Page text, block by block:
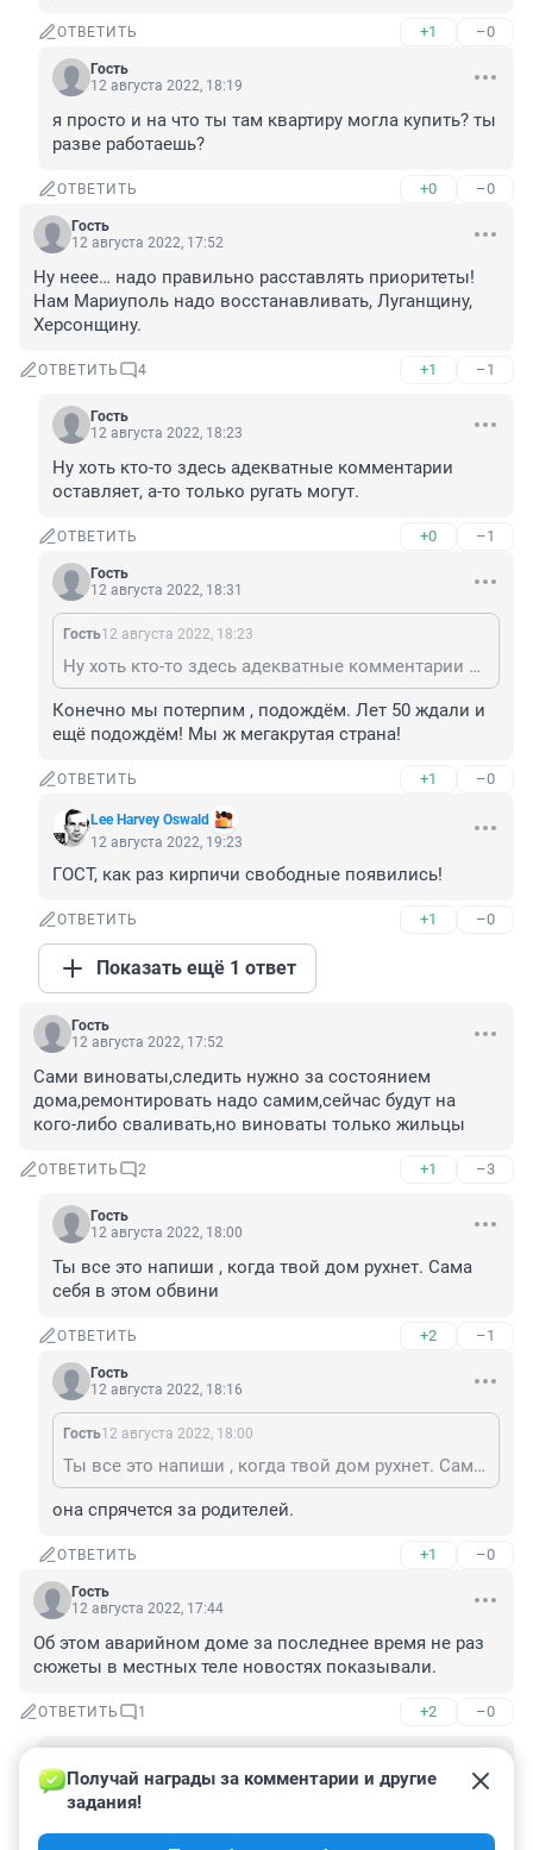
ОТВЕТИТЬ +1 –0
Гость
12 августа 2022, 18:19
я просто и на что ты там квартиру могла купить? ты
разве работаешь?
ОТВЕТИТЬ +0 –0
Гость
12 августа 2022, 17:52
Ну неее… надо правильно расставлять приоритеты!
Нам Мариуполь надо восстанавливать, Луганщину,
Херсонщину.
ОТВЕТИТЬ 4 +1 –1
Гость
12 августа 2022, 18:23
Ну хоть кто-то здесь адекватные комментарии
оставляет, а-то только ругать могут.
ОТВЕТИТЬ +0 –1
Гость
12 августа 2022, 18:31
Гость12 августа 2022, 18:23
Ну хоть кто-то здесь адекватные комментарии оставляет, а-то только ругать могут.
Конечно мы потерпим , подождём. Лет 50 ждали и
ещё подождём! Мы ж мегакрутая страна!
ОТВЕТИТЬ +1 –0
Lee Harvey Oswald
12 августа 2022, 19:23
ГОСТ, как раз кирпичи свободные появились!
ОТВЕТИТЬ +1 –0
Показать ещё 1 ответ
Гость
12 августа 2022, 17:52
Сами виноваты,следить нужно за состоянием
дома,ремонтировать надо самим,сейчас будут на
кого-либо сваливать,но виноваты только жильцы
ОТВЕТИТЬ 2 +1 –3
Гость
12 августа 2022, 18:00
Ты все это напиши , когда твой дом рухнет. Сама
себя в этом обвини
ОТВЕТИТЬ +2 –1
Гость
12 августа 2022, 18:16
Гость12 августа 2022, 18:00
Ты все это напиши , когда твой дом рухнет. Сама себя в этом обвини
она спрячется за родителей.
ОТВЕТИТЬ +1 –0
Гость
12 августа 2022, 17:44
Об этом аварийном доме за последнее время не раз
сюжеты в местных теле новостях показывали.
ОТВЕТИТЬ 1 +2 –0
14 августа 2022, 10:25
Наверное, где-то между ковидом, "спецоперацией"
и постоянным восхвалением власти. Даже
Получай награды за комментарии и другие
задания!